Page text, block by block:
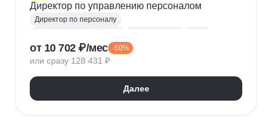
Директор по управлению персоналом
Директор по персоналу
Scrum
Jira
Ведение переговоров
Управление людьми
Коучинг
Адаптация персонала
Onboarding
от 10 702 ₽/мес -60%
или сразу 128 431 ₽
Далее